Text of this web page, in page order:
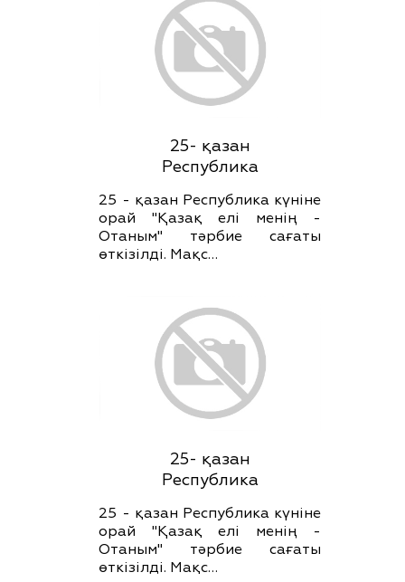
25- қазан
Республика
25 - қазан Республика күніне
орай "Қазақ елі менің -
Отаным" тәрбие сағаты
өткізілді. Мақс…
25- қазан
Республика
25 - қазан Республика күніне
орай "Қазақ елі менің -
Отаным" тәрбие сағаты
өткізілді. Мақс…